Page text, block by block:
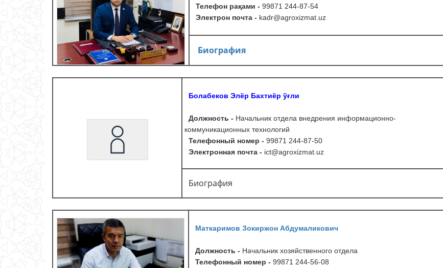
Телефон рақами - 99871 244-87-54
Электрон почта - kadr@agroxizmat uz
Биография
Болабеков Элёр Бахтиёр ўғли
Должность - Начальник отдела внедрения информационно-
коммуникационных технологий
Телефонный номер - 99871 244-87-50
Электронная почта - ict@agroxizmat uz
Биография
Маткаримов Зокиржон Абдумаликович
Должность - Начальник хозяйственного отдела
Телефонный номер - 99871 244-56-08